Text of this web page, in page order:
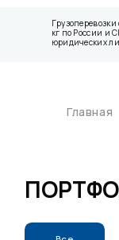
Грузоперевозки
кг по России и
юридических
Главная